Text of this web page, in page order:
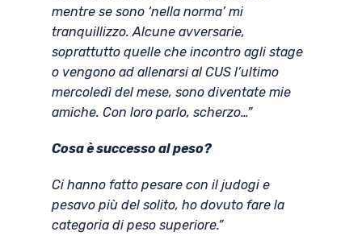
mentre se sono ‘nella norma’ mi
tranquillizzo. Alcune avversarie,
soprattutto quelle che incontro agli stage
o vengono ad allenarsi al CUS l’ultimo
mercoledì del mese, sono diventate mie
amiche. Con loro parlo, scherzo…”
Cosa è successo al peso?
Ci hanno fatto pesare con il judogi e
pesavo più del solito, ho dovuto fare la
categoria di peso superiore.”